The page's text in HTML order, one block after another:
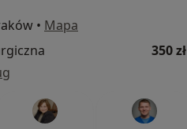
• Mapa
350 zł